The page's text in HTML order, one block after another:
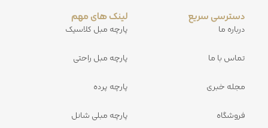
دسترسی سریع
درباره ما
تماس با ما
مجله خبری
فروشگاه
لینک های مهم
پارچه مبل کلاسیک
پارچه مبل راحتی
پارچه پرده
پارچه مبلی شانل